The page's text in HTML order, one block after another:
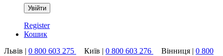
Register
Кошик
Львів | 0 800 603 275 Київ | 0 800 603 276 Вінниця | 0 800